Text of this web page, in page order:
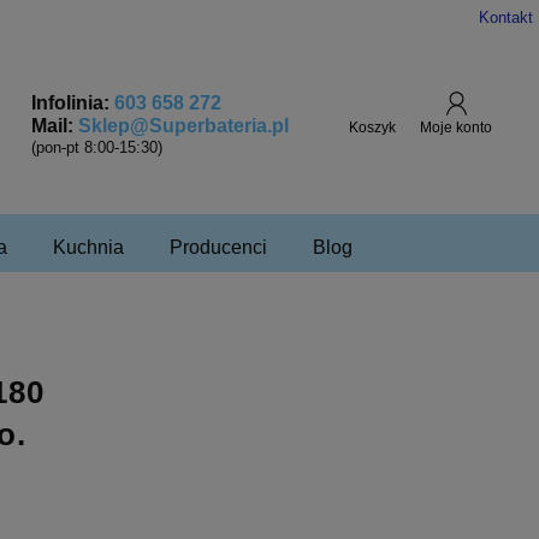
Kontakt
Infolinia: 603 658 272
Mail: Sklep@Superbateria.pl
(pon-pt 8:00-15:30)
Kuchnia Producenci Blog